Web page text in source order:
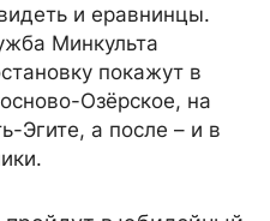
и еравнинцы.
Минкульта
покажут в
Озёрское, на
Эгите, а после – и в